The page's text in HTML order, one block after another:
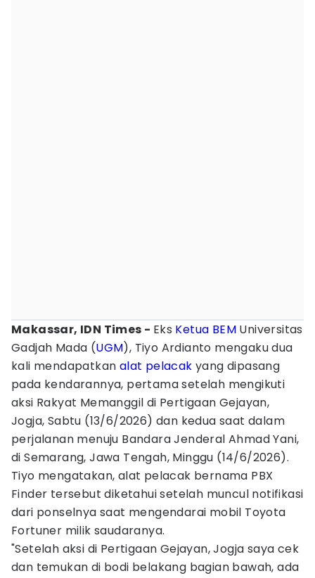
Makassar, IDN Times - Eks Ketua BEM Universitas
Gadjah Mada (UGM), Tiyo Ardianto mengaku dua
kali mendapatkan alat pelacak yang dipasang
pada kendarannya, pertama setelah mengikuti
aksi Rakyat Memanggil di Pertigaan Gejayan,
Jogja, Sabtu (13/6/2026) dan kedua saat dalam
perjalanan menuju Bandara Jenderal Ahmad Yani,
di Semarang, Jawa Tengah, Minggu (14/6/2026).
Tiyo mengatakan, alat pelacak bernama PBX
Finder tersebut diketahui setelah muncul notifikasi
dari ponselnya saat mengendarai mobil Toyota
Fortuner milik saudaranya.
"Setelah aksi di Pertigaan Gejayan, Jogja saya cek
dan temukan di bodi belakang bagian bawah, ada